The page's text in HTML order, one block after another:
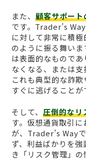
また、 顧客サポー
です。Trader’s
に対して非常に積
のように振る舞い
は表面的なもので
なくなる、または支
これも典型的な詐
すぐに逃げることが
そして、 圧倒的なリ
す。仮想通貨取引
が、Trader’s Way
ず、利益ばかりを
き「リスク管理」